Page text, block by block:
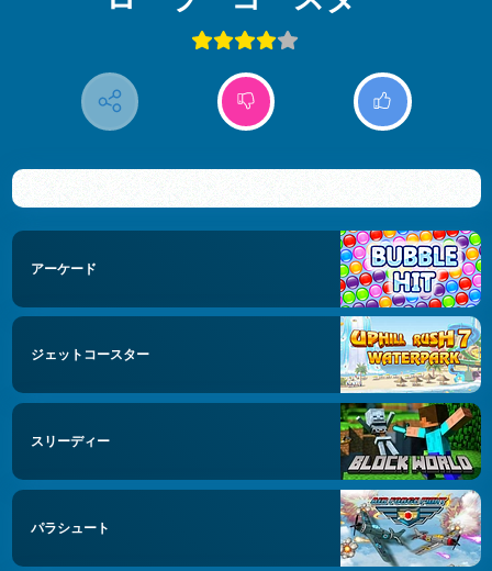
アーケード
ジェットコースター
スリーディー
パラシュート